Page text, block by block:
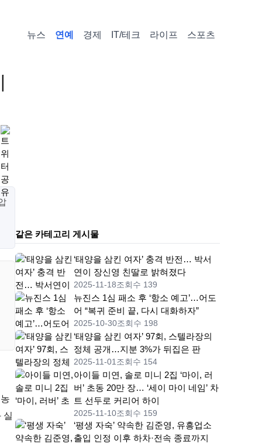
뉴스 연예 경제 IT/테크 라이프 스포츠
실
같은 카테고리 게시물
‘태양을 삼킨 여자’ 충격 반전… 박서
연이 장신영 친딸로 밝혀졌다
2025-11-18조회수 139
뉴진스 1심 패소 후 ‘항소 예고’…어도
어 “복귀 준비 끝, 다시 대화하자”
2025-10-30조회수 198
‘태양을 삼킨 여자’ 97회, 스텔라장의
정체 공개…지분 3%가 뒤집은 판
2025-11-01조회수 154
아이들 미연, 솔로 미니 2집 ‘마이, 러
버’ 초동 20만 장… ‘세이 마이 네임’ 차
트 선두로 커리어 하이
2025-11-10조회수 159
‘평생 자숙’ 약속한 김준영, 유흥업소
출입 인정 이후 하차·전속 종료까지